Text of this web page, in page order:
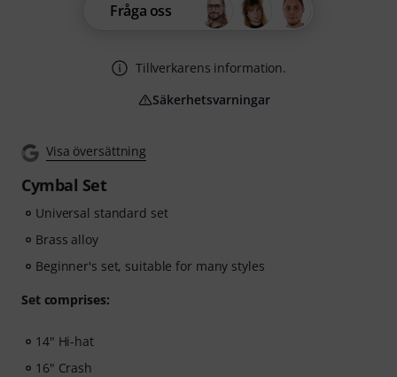
Visa översättning
Cymbal Set
Universal standard set
Brass alloy
Beginner's set, suitable for many styles
Set comprises:
14" Hi-hat
16" Crash
Fråga oss
Tillverkarens information.
Säkerhetsvarningar